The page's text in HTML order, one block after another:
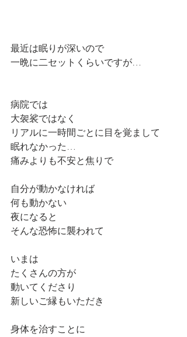
最近は眠りが深いので
一晩に二セットくらいですが…
病院では
大袈裟ではなく
リアルに一時間ごとに目を覚まして
眠れなかった…
痛みよりも不安と焦りで
自分が動かなければ
何も動かない
夜になると
そんな恐怖に襲われて
いまは
たくさんの方が
動いてくださり
新しいご縁もいただき
身体を治すことに